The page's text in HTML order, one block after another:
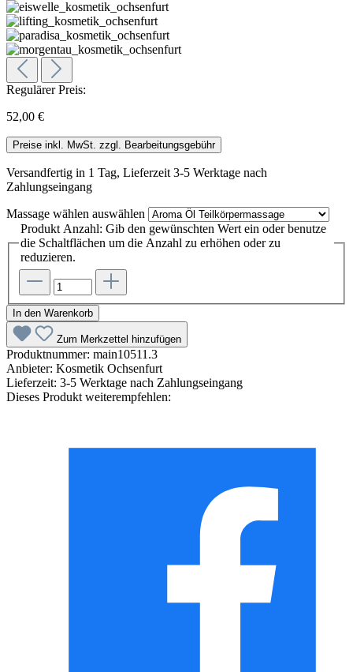
Regulärer Preis:
52,00 €
Preise inkl. MwSt. zzgl. Bearbeitungsgebühr
Versandfertig in 1 Tag, Lieferzeit 3-5 Werktage nach
Zahlungseingang
Massage wählen auswählen
Produkt Anzahl: Gib den gewünschten Wert ein oder benutze
die Schaltflächen um die Anzahl zu erhöhen oder zu
reduzieren.
In den Warenkorb
Zum Merkzettel hinzufügen
Produktnummer: main10511.3
Anbieter: Kosmetik Ochsenfurt
Lieferzeit: 3-5 Werktage nach Zahlungseingang
Dieses Produkt weiterempfehlen: